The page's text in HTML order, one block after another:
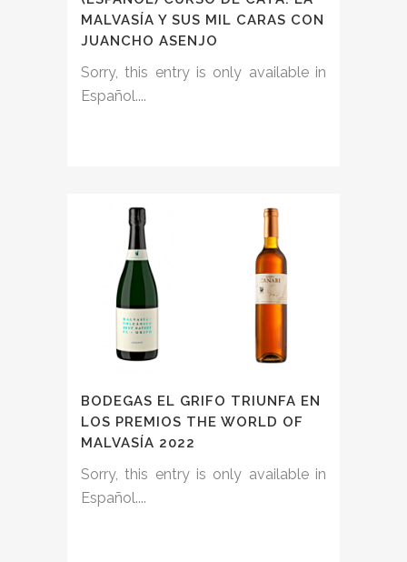
MALVASÍA Y SUS MIL CARAS CON
JUANCHO ASENJO
Sorry, this entry is only available in
Español....
BODEGAS EL GRIFO TRIUNFA EN
LOS PREMIOS THE WORLD OF
MALVASÍA 2022
Sorry, this entry is only available in
Español....